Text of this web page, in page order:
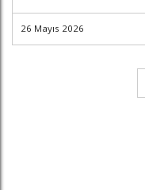
26 Mayıs 2026